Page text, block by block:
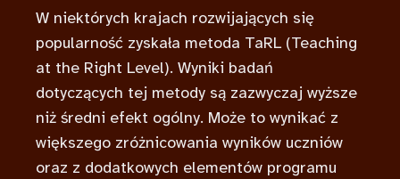
W niektórych krajach rozwijających się
popularność zyskała metoda TaRL (Teaching
at the Right Level). Wyniki badań
dotyczących tej metody są zazwyczaj wyższe
niż średni efekt ogólny. Może to wynikać z
większego zróżnicowania wyników uczniów
oraz z dodatkowych elementów programu